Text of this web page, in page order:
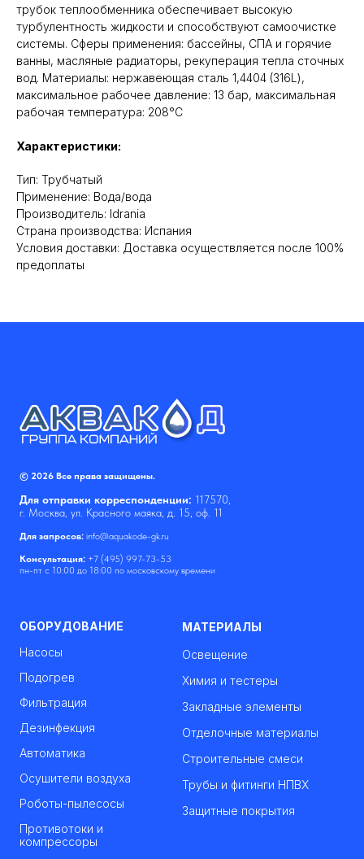
трубок теплообменника обеспечивает высокую
турбулентность жидкости и способствуют самоочистке
системы. Сферы применения: бассейны, СПА и горячие
ванны, масляные радиаторы, рекуперация тепла сточных
вод. Материалы: нержавеющая сталь 1,4404 (316L),
максимальное рабочее давление: 13 бар, максимальная
рабочая температура: 208°С
Характеристики:
Тип: Трубчатый
Применение: Вода/вода
Производитель: Idrania
Cтрана производства: Испания
Условия доставки: Доставка осуществляется после 100%
предоплаты
© 2026 Все права защищены.
Для отправки корреспонденции: 117570,
г. Москва, ул. Красного маяка, д. 15, оф. 11
Для запросов: info@aquakode-gk.ru
Консультация: +7 (495) 997-73-53
пн-пт с 10:00 до 18:00 по московскому времени
ОБОРУДОВАНИЕ
Насосы
Подогрев
Фильтрация
Дезинфекция
Автоматика
Осушители воздуха
Роботы-пылесосы
Противотоки и
компрессоры
МАТЕРИАЛЫ
Освещение
Химия и тестеры
Закладные элементы
Отделочные материалы
Строительные смеси
Трубы и фитинги НПВХ
Защитные покрытия